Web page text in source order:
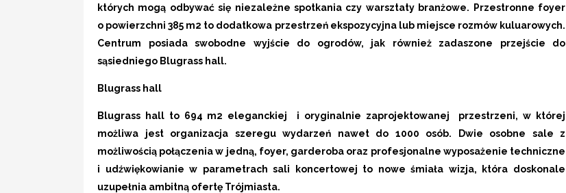
których mogą odbywać się niezależne spotkania czy warsztaty branżowe. Przestronne foyer
o powierzchni 385 m2 to dodatkowa przestrzeń ekspozycyjna lub miejsce rozmów kuluarowych.
Centrum posiada swobodne wyjście do ogrodów, jak również zadaszone przejście do
sąsiedniego Blugrass hall.
Blugrass hall
Blugrass hall to 694 m2 eleganckiej i oryginalnie zaprojektowanej przestrzeni, w której
możliwa jest organizacja szeregu wydarzeń nawet do 1000 osób. Dwie osobne sale z
możliwością połączenia w jedną, foyer, garderoba oraz profesjonalne wyposażenie techniczne
i udźwiękowianie w parametrach sali koncertowej to nowe śmiała wizja, która doskonale
uzupełnia ambitną ofertę Trójmiasta.